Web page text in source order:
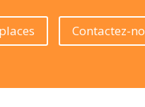
Contactez-